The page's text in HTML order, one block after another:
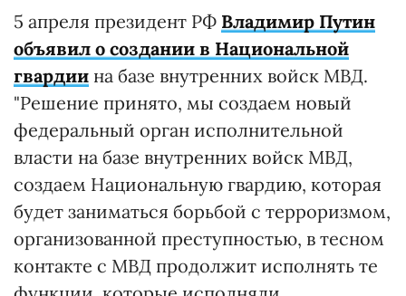
5 апреля президент РФ Владимир Путин
объявил о создании в Национальной
гвардии на базе внутренних войск МВД.
"Решение принято, мы создаем новый
федеральный орган исполнительной
власти на базе внутренних войск МВД,
создаем Национальную гвардию, которая
будет заниматься борьбой с терроризмом,
организованной преступностью, в тесном
контакте с МВД продолжит исполнять те